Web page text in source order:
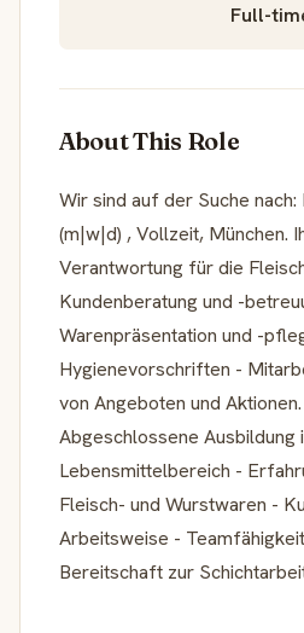
Full-
About This Role
Wir sind auf der Suche
(m|w|d) , Vollzeit, München.
Verantwortung für die
Kundenberatung und -
Warenpräsentation und -
Hygienevorschriften -
von Angeboten und
Abgeschlossene Ausbildung
Lebensmittelbereich -
Fleisch- und Wurstwaren -
Arbeitsweise -
Bereitschaft zur